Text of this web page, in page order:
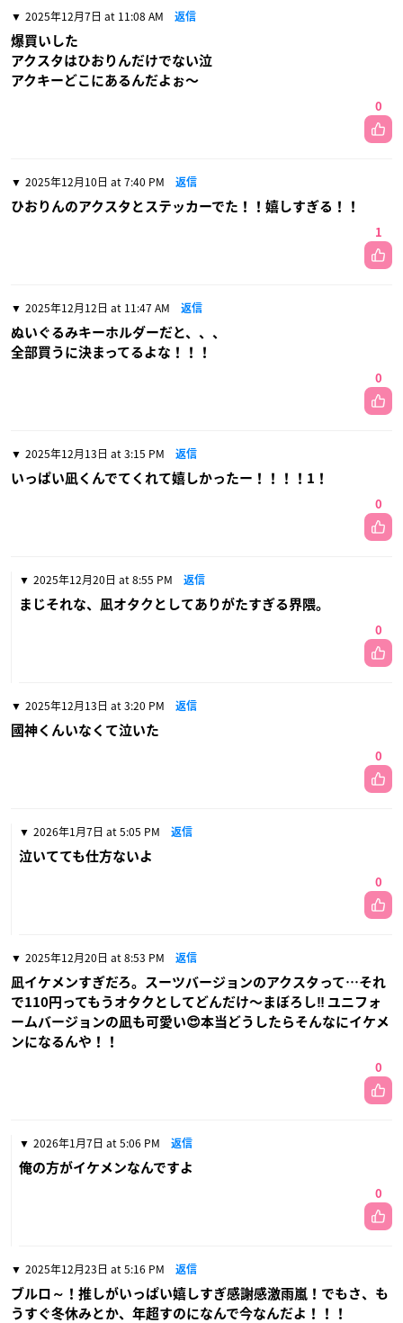
2025年12月7日 at 11:08 AM 返信
爆買いした
アクスタはひおりんだけでない泣
アクキーどこにあるんだよぉ〜
0
2025年12月10日 at 7:40 PM 返信
ひおりんのアクスタとステッカーでた！！嬉しすぎる！！
1
2025年12月12日 at 11:47 AM 返信
ぬいぐるみキーホルダーだと、、、
全部買うに決まってるよな！！！
0
2025年12月13日 at 3:15 PM 返信
いっぱい凪くんでてくれて嬉しかったー！！！！1！
0
2025年12月20日 at 8:55 PM 返信
まじそれな、凪オタクとしてありがたすぎる界隈。
0
2025年12月13日 at 3:20 PM 返信
國神くんいなくて泣いた
0
2026年1月7日 at 5:05 PM 返信
泣いてても仕方ないよ
0
2025年12月20日 at 8:53 PM 返信
凪イケメンすぎだろ。スーツバージョンのアクスタって…それ
で110円ってもうオタクとしてどんだけ〜まぼろし‼️ ユニフォ
ームバージョンの凪も可愛い😍本当どうしたらそんなにイケメ
ンになるんや！！
0
2026年1月7日 at 5:06 PM 返信
俺の方がイケメンなんですよ
0
2025年12月23日 at 5:16 PM 返信
ブルロ～！推しがいっぱい嬉しすぎ感謝感激雨嵐！でもさ、も
うすぐ冬休みとか、年超すのになんで今なんだよ！！！